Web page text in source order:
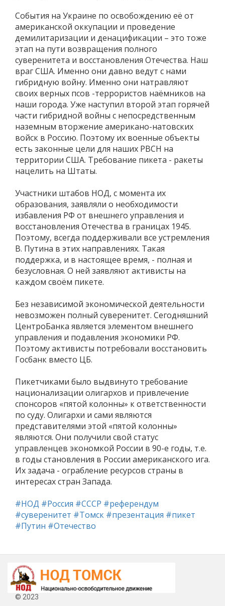
События на Украине по освобождению её от
американской оккупации и проведение
демилитаризации и денацификации – это тоже
этап на пути возвращения полного
суверенитета и восстановления Отечества. Наш
враг США. Именно они давно ведут с нами
гибридную войну. Именно они натравляют
своих верных псов -террористов наёмников на
наши города. Уже наступил второй этап горячей
части гибридной войны с непосредственным
наземным вторжение американо-натовских
войск в Россию. Поэтому их военные объекты
есть законные цели для наших РВСН на
территории США. Требование пикета - ракеты
нацелить на Штаты.
Участники штабов НОД, с момента их
образования, заявляли о необходимости
избавления РФ от внешнего управления и
восстановления Отечества в границах 1945.
Поэтому, всегда поддерживали все устремления
В. Путина в этих направлениях. Такая
поддержка, и в настоящее время, - полная и
безусловная. О ней заявляют активисты на
каждом своём пикете.
Без независимой экономической деятельности
невозможен полный суверенитет. Сегодняшний
ЦентроБанка является элементом внешнего
управления и подавления экономики РФ.
Поэтому активисты потребовали восстановить
Госбанк вместо ЦБ.
Пикетчиками было выдвинуто требование
национализации олигархов и привлечение
спонсоров «пятой колонны» к ответственности
по суду. Олигархи и сами являются
представителями этой «пятой колонны»
являются. Они получили свой статус
управленцев экономкой России в 90-е годы, т.е.
в годы становления в России американского ига.
Их задача - ограбление ресурсов страны в
интересах стран Запада.
#НОД #Россия #СССР #референдум
#суверенитет #Томск #презентация #пикет
#Путин #Отечество
© 2023